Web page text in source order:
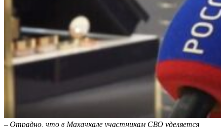
– Отрадно, что в Махачкале участникам СВО уделяется